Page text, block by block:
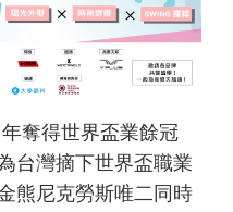
奪得世界盃業餘冠
台灣摘下世界盃職業
熊尼克勞斯唯二同時